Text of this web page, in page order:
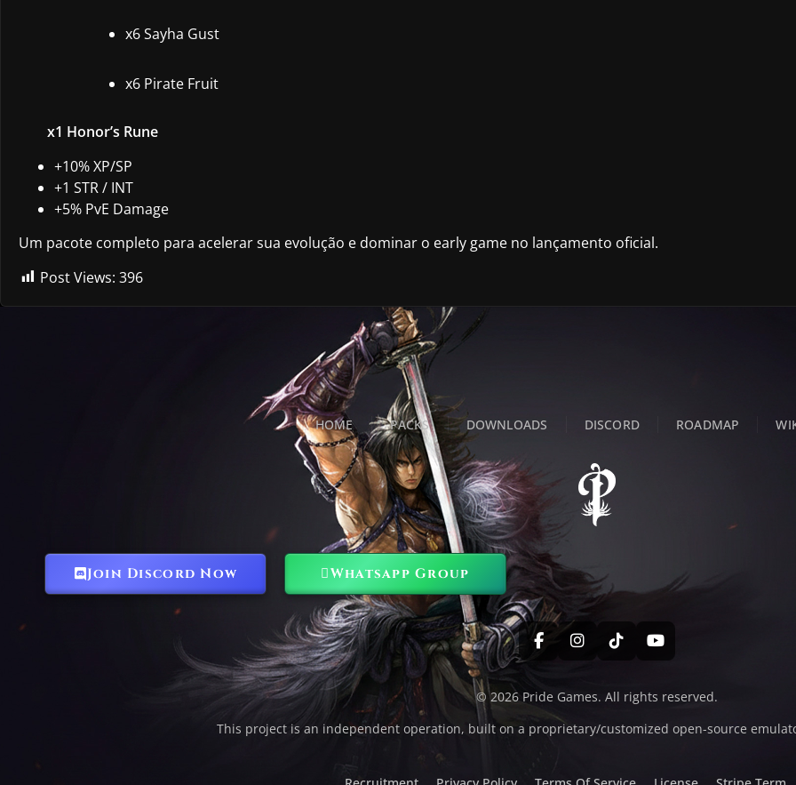
x6 Sayha Gust
x6 Pirate Fruit
x1 Honor’s Rune
+10% XP/SP
+1 STR / INT
+5% PvE Damage
Um pacote completo para acelerar sua evolução e dominar o early game no lançamento oficial.
Post Views: 396
HOME PACKS DOWNLOADS DISCORD ROADMAP
Join Discord Now Whatsapp Group
© 2026 Pride Games. All rights reserved.
This project is an independent operation, built on a proprietary/customized open-source